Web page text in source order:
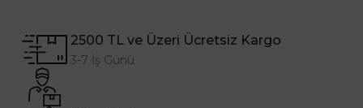
2500 TL ve Üzeri Ücretsiz Kargo
3-7 İş Günü